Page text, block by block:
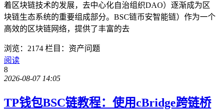
着区块链技术的发展，去中心化自治组织DAO）逐渐成为区
块链生态系统的重要组成部分。BSC链币安智能链）作为一个
高效的区块链网络，提供了丰富的去
浏览：2174 栏目：资产问题
阅读
8
2026-08-07 14:05
TP钱包BSC链教程：使用cBridge跨链桥